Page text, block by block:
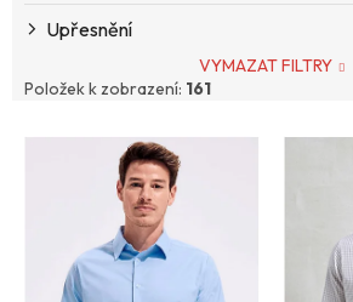
Upřesnění
VYMAZAT FILTRY
Položek k zobrazení: 161
V